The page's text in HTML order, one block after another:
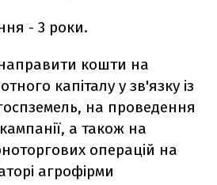
- 3 роки.
кошти на
капіталу у зв'язку із
на проведення
а також на
операцій на
агрофірми